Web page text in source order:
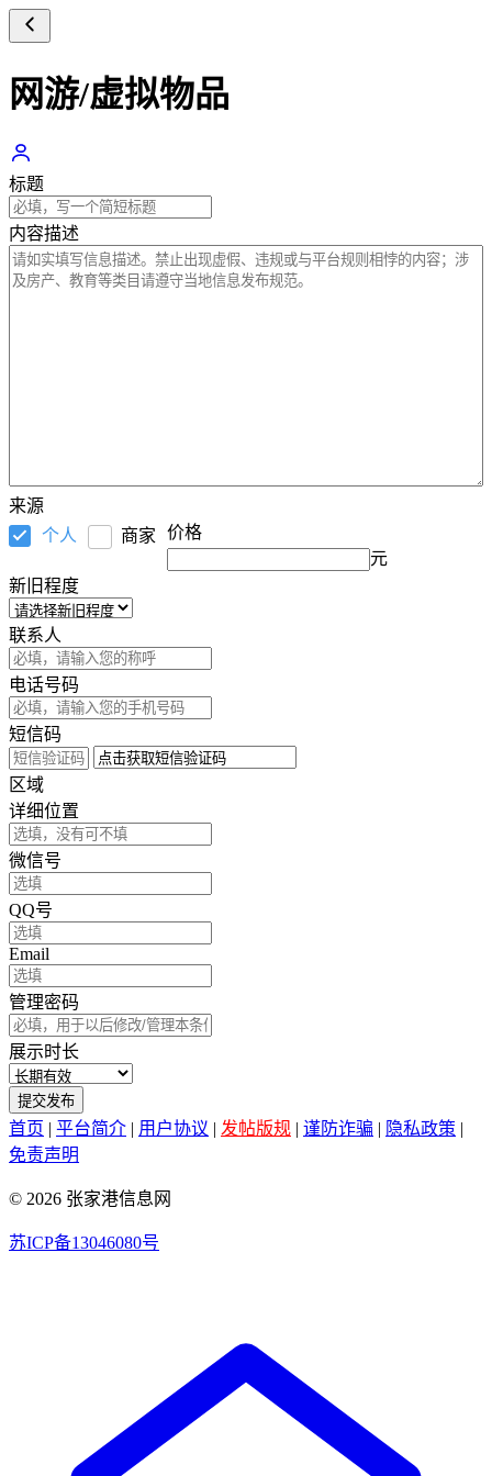
网游/虚拟物品
标题
内容描述
来源
个人
商家
价格
元
新旧程度
联系人
电话号码
短信码
区域
详细位置
微信号
QQ号
Email
管理密码
展示时长
提交发布
首页 | 平台简介 | 用户协议 | 发帖版规 | 谨防诈骗 | 隐私政策 |
免责声明
© 2026 张家港信息网
苏ICP备13046080号